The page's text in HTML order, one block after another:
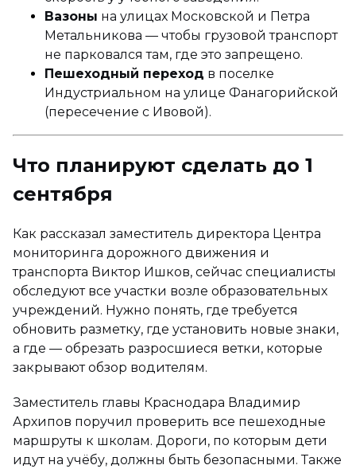
Вазоны на улицах Московской и Петра
Метальникова — чтобы грузовой транспорт
не парковался там, где это запрещено.
Пешеходный переход в поселке
Индустриальном на улице Фанагорийской
(пересечение с Ивовой).
Что планируют сделать до 1
сентября
Как рассказал заместитель директора Центра
мониторинга дорожного движения и
транспорта Виктор Ишков, сейчас специалисты
обследуют все участки возле образовательных
учреждений. Нужно понять, где требуется
обновить разметку, где установить новые знаки,
а где — обрезать разросшиеся ветки, которые
закрывают обзор водителям.
Заместитель главы Краснодара Владимир
Архипов поручил проверить все пешеходные
маршруты к школам. Дороги, по которым дети
идут на учёбу, должны быть безопасными. Также